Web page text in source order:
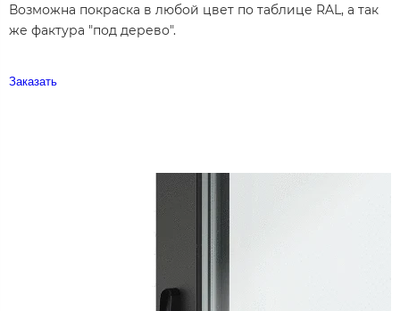
Возможна покраска в любой цвет по таблице RAL, а так
же фактура "под дерево".
Заказать